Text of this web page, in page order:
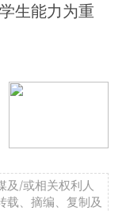
生能力为重
及/或相关权利人
载、摘编、复制及